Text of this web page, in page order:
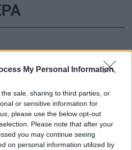
My Personal Information
sale, sharing to third parties, or
or sensitive information for
please use the below opt-out
Please note that after your
you may continue seeing
on personal information utilized by
«Οικογένεια Τσεκμέ»
Αντιδήμαρχος
17:36
Ρέθυμνο από τις φωτιές –
καμένα
στα λιμάνια και